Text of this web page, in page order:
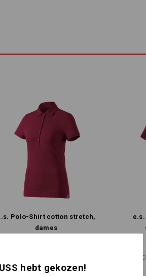
op bij de maatbepaling:
katoen kan 3-5% krimpen.
Polo-Shirt cotton stretch,
dames
hebt gekozen!